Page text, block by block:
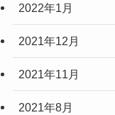
2022年1月
2021年12月
2021年11月
2021年8月